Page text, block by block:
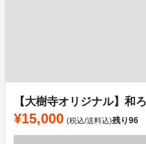
【大樹寺オリジナル】和
¥15,000 (税込/送料込)残り96